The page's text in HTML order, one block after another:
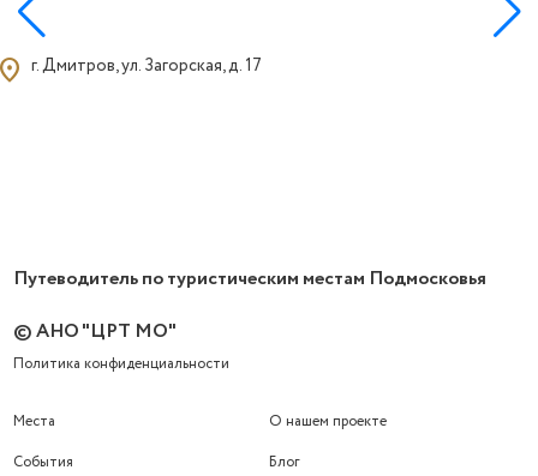
г. Дмитров, ул. Загорская, д. 17
Путеводитель по туристическим местам Подмосковья
© АНО "ЦРТ МО"
Политика конфиденциальности
Места
События
О нашем проекте
Блог